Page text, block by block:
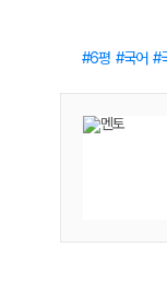
6평 국어